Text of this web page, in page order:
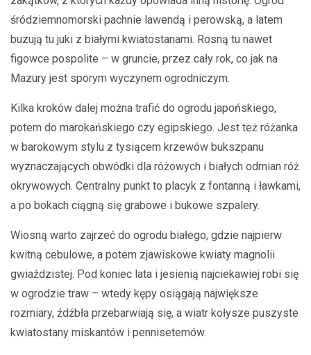
śródziemnomorski pachnie lawendą i perowską, a latem
buzują tu juki z białymi kwiatostanami. Rosną tu nawet
figowce pospolite – w gruncie, przez cały rok, co jak na
Mazury jest sporym wyczynem ogrodniczym.
Kilka kroków dalej można trafić do ogrodu japońskiego,
potem do marokańskiego czy egipskiego. Jest też różanka
w barokowym stylu z tysiącem krzewów bukszpanu
wyznaczających obwódki dla różowych i białych odmian róż
okrywowych. Centralny punkt to placyk z fontanną i ławkami,
a po bokach ciągną się grabowe i bukowe szpalery.
Wiosną warto zajrzeć do ogrodu białego, gdzie najpierw
kwitną cebulowe, a potem zjawiskowe kwiaty magnolii
gwiaździstej. Pod koniec lata i jesienią najciekawiej robi się
w ogrodzie traw – wtedy kępy osiągają największe
rozmiary, źdźbła przebarwiają się, a wiatr kołysze puszyste
kwiatostany miskantów i pennisetemów.